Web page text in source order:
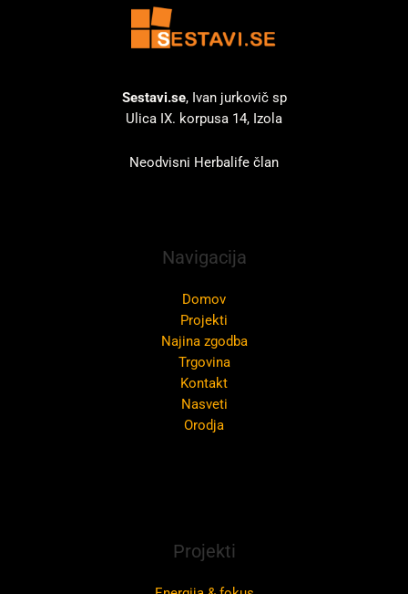
Sestavi.se, Ivan jurkovič sp
Ulica IX. korpusa 14, Izola
Neodvisni Herbalife član
Navigacija
Domov
Projekti
Najina zgodba
Trgovina
Kontakt
Nasveti
Orodja
Projekti